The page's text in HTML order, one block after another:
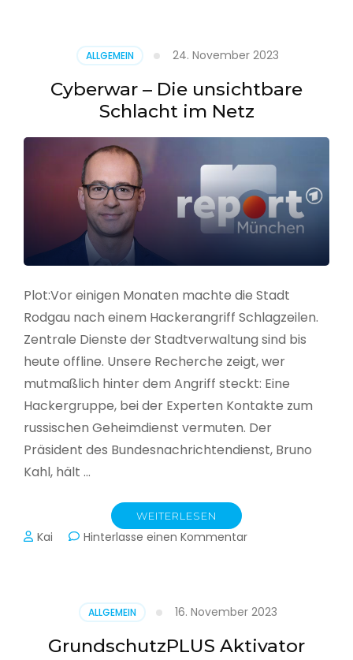
ALLGEMEIN 24. November 2023
Cyberwar – Die unsichtbare
Schlacht im Netz
Plot:Vor einigen Monaten machte die Stadt
Rodgau nach einem Hackerangriff Schlagzeilen.
Zentrale Dienste der Stadtverwaltung sind bis
heute offline. Unsere Recherche zeigt, wer
mutmaßlich hinter dem Angriff steckt: Eine
Hackergruppe, bei der Experten Kontakte zum
russischen Geheimdienst vermuten. Der
Präsident des Bundesnachrichtendienst, Bruno
Kahl, hält …
WEITERLESEN
Kai Hinterlasse einen Kommentarzu
Schlacht
im
Netz
ALLGEMEIN 16. November 2023
GrundschutzPLUS Aktivator